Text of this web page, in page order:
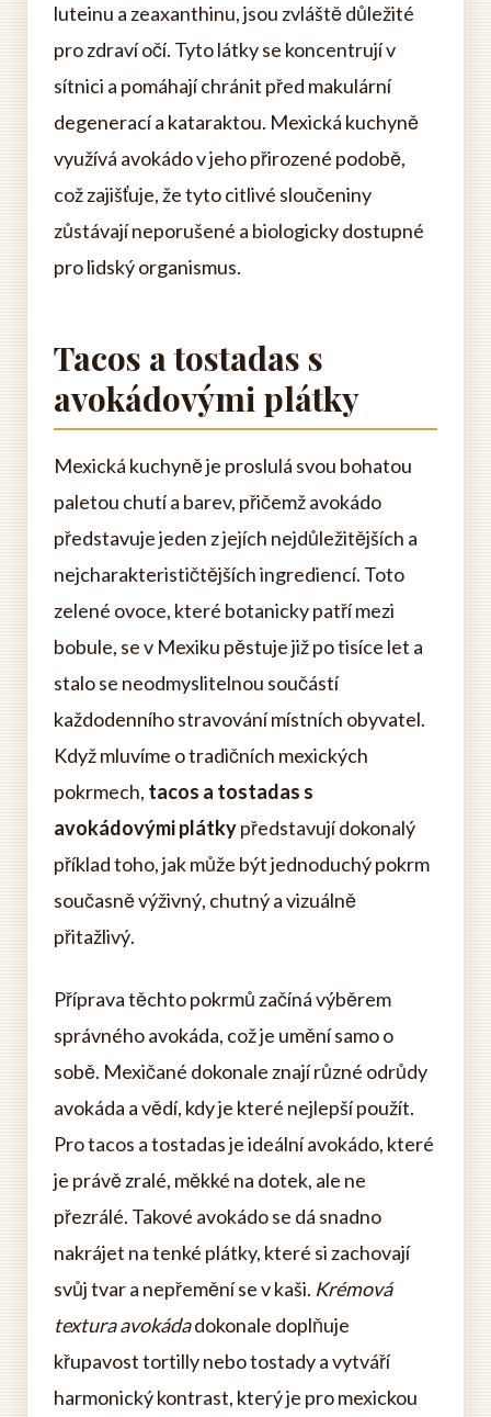
luteinu a zeaxanthinu, jsou zvláště důležité
pro zdraví očí. Tyto látky se koncentrují v
sítnici a pomáhají chránit před makulární
degenerací a kataraktou. Mexická kuchyně
využívá avokádo v jeho přirozené podobě,
což zajišťuje, že tyto citlivé sloučeniny
zůstávají neporušené a biologicky dostupné
pro lidský organismus.
Tacos a tostadas s
avokádovými plátky
Mexická kuchyně je proslulá svou bohatou
paletou chutí a barev, přičemž avokádo
představuje jeden z jejích nejdůležitějších a
nejcharakterističtějších ingrediencí. Toto
zelené ovoce, které botanicky patří mezi
bobule, se v Mexiku pěstuje již po tisíce let a
stalo se neodmyslitelnou součástí
každodenního stravování místních obyvatel.
Když mluvíme o tradičních mexických
pokrmech, tacos a tostadas s
avokádovými plátkypředstavují dokonalý
příklad toho, jak může být jednoduchý pokrm
současně výživný, chutný a vizuálně
přitažlivý.
Příprava těchto pokrmů začíná výběrem
správného avokáda, což je umění samo o
sobě. Mexičané dokonale znají různé odrůdy
avokáda a vědí, kdy je které nejlepší použít.
Pro tacos a tostadas je ideální avokádo, které
je právě zralé, měkké na dotek, ale ne
přezrálé. Takové avokádo se dá snadno
nakrájet na tenké plátky, které si zachovají
svůj tvar a nepřemění se v kaši. Krémová
textura avokádadokonale doplňuje
křupavost tortilly nebo tostady a vytváří
harmonický kontrast, který je pro mexickou